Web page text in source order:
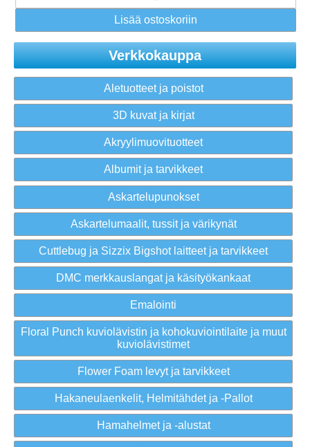
Verkkokauppa
Aletuotteet ja poistot
3D kuvat ja kirjat
Akryylimuovituotteet
Albumit ja tarvikkeet
Askartelupunokset
Askartelumaalit, tussit ja värikynät
Cuttlebug ja Sizzix Bigshot laitteet ja tarvikkeet
DMC merkkauslangat ja käsityökankaat
Emalointi
Floral Punch kuviolävistin ja kohokuviointilaite ja muut
kuviolävistimet
Flower Foam levyt ja tarvikkeet
Hakaneulaenkelit, Helmitähdet ja -Pallot
Hamahelmet ja -alustat